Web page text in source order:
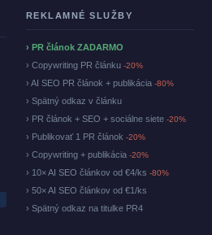
REKLAMNÉ SLUŽBY
› PR článok ZADARMO
› Copywriting PR článku -20%
› AI SEO PR článok + publikácia -80%
› Spätný odkaz v článku
› PR článok + SEO + sociálne siete -20%
› Publikovať 1 PR článok -20%
› Copywriting + publikácia -20%
› 10× AI SEO článkov od €4/ks -80%
› 50× AI SEO článkov od €1/ks
› Spätný odkaz na titulke PR4